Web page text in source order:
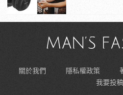
關於我們 隱私權政策
我要投稿